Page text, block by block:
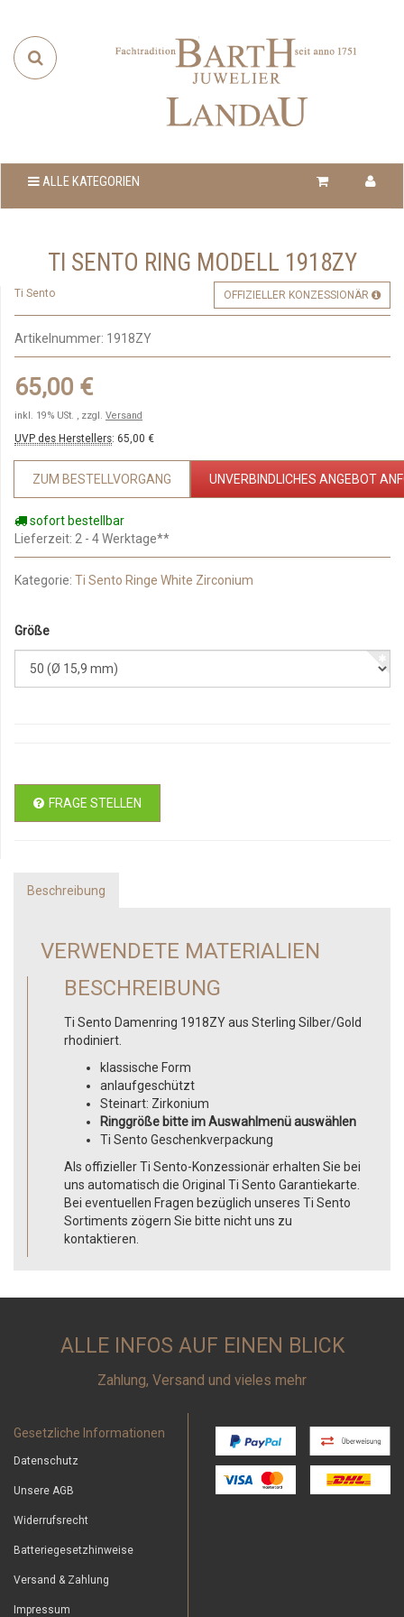
ALLE KATEGORIEN
TI SENTO RING MODELL 1918ZY
Ti Sento OFFIZIELLER KONZESSIONÄR
Artikelnummer: 1918ZY
65,00 €
inkl. 19% USt. , zzgl. Versand
UVP des Herstellers: 65,00 €
ZUM BESTELLVORGANG UNVERBINDLICHES ANGEBOT
sofort bestellbar
Lieferzeit: 2 - 4 Werktage**
Kategorie: Ti Sento Ringe White Zirconium
Größe
FRAGE STELLEN
Beschreibung
VERWENDETE MATERIALIEN
BESCHREIBUNG
Ti Sento Damenring 1918ZY aus Sterling Silber/Gold
rhodiniert.
klassische Form
anlaufgeschützt
Steinart: Zirkonium
Ringgröße bitte im Auswahlmenü auswählen
Ti Sento Geschenkverpackung
Als offizieller Ti Sento-Konzessionär erhalten Sie bei
uns automatisch die Original Ti Sento Garantiekarte.
Bei eventuellen Fragen bezüglich unseres Ti Sento
Sortiments zögern Sie bitte nicht uns zu
kontaktieren.
ALLE INFOS AUF EINEN BLICK
Zahlung, Versand und vieles mehr
Gesetzliche Informationen
Datenschutz
Unsere AGB
Widerrufsrecht
Batteriegesetzhinweise
Versand & Zahlung
Impressum